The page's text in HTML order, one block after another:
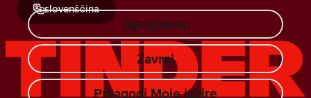
slovenščina
Sprejmem
Zavrni
Prilagodi Moje izbire